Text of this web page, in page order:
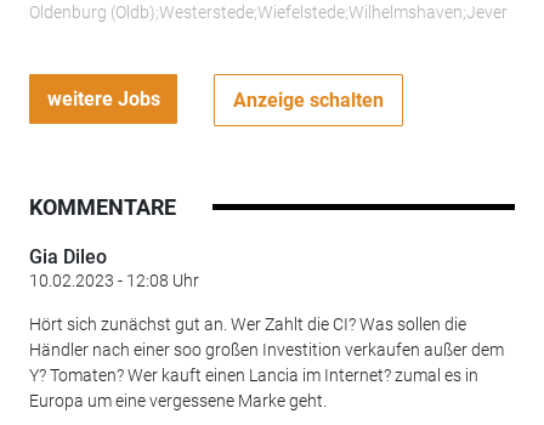
Oldenburg (Oldb);Westerstede;Wiefelstede;Wilhelmshaven;Jever
weitere Jobs Anzeige schalten
KOMMENTARE
Gia Dileo
10.02.2023 - 12:08 Uhr
Hört sich zunächst gut an. Wer Zahlt die CI? Was sollen die
Händler nach einer soo großen Investition verkaufen außer dem
Y? Tomaten? Wer kauft einen Lancia im Internet? zumal es in
Europa um eine vergessene Marke geht.